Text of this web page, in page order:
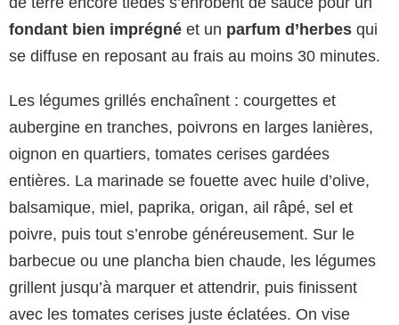
fondant bien imprégné et un parfum d’herbes qui
se diffuse en reposant au frais au moins 30 minutes.
Les légumes grillés enchaînent : courgettes et
aubergine en tranches, poivrons en larges lanières,
oignon en quartiers, tomates cerises gardées
entières. La marinade se fouette avec huile d’olive,
balsamique, miel, paprika, origan, ail râpé, sel et
poivre, puis tout s’enrobe généreusement. Sur le
barbecue ou une plancha bien chaude, les légumes
grillent jusqu’à marquer et attendrir, puis finissent
avec les tomates cerises juste éclatées. On vise